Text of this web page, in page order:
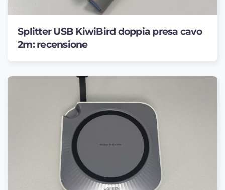
Splitter USB KiwiBird doppia presa cavo
2m: recensione